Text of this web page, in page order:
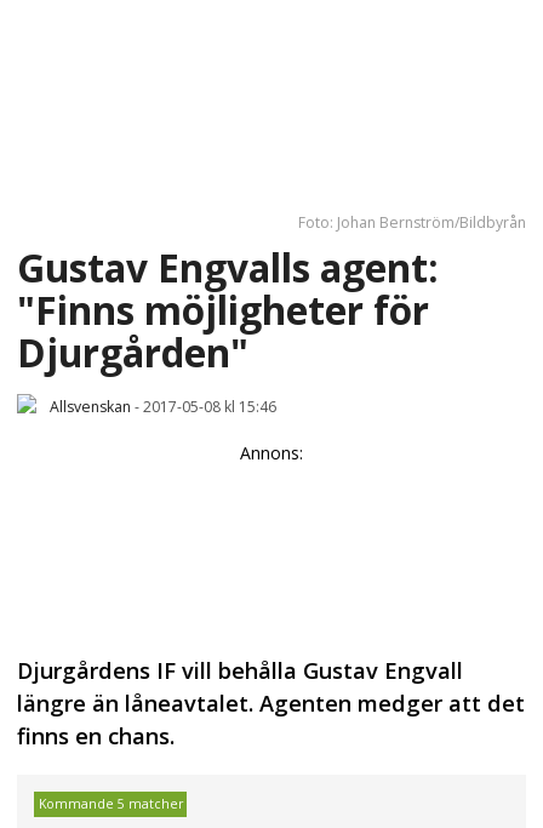
Foto: Johan Bernström/Bildbyrån
Gustav Engvalls agent:
"Finns möjligheter för
Djurgården"
Allsvenskan -2017-05-08 kl 15:46
Annons:
Djurgårdens IF vill behålla Gustav Engvall
längre än låneavtalet. Agenten medger att det
finns en chans.
Kommande 5 matcher